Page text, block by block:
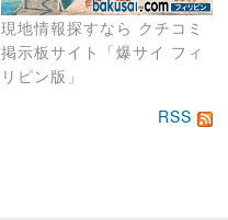
現地情報探すなら クチコミ
掲示板サイト「爆サイ フィ
リピン版」
RSS